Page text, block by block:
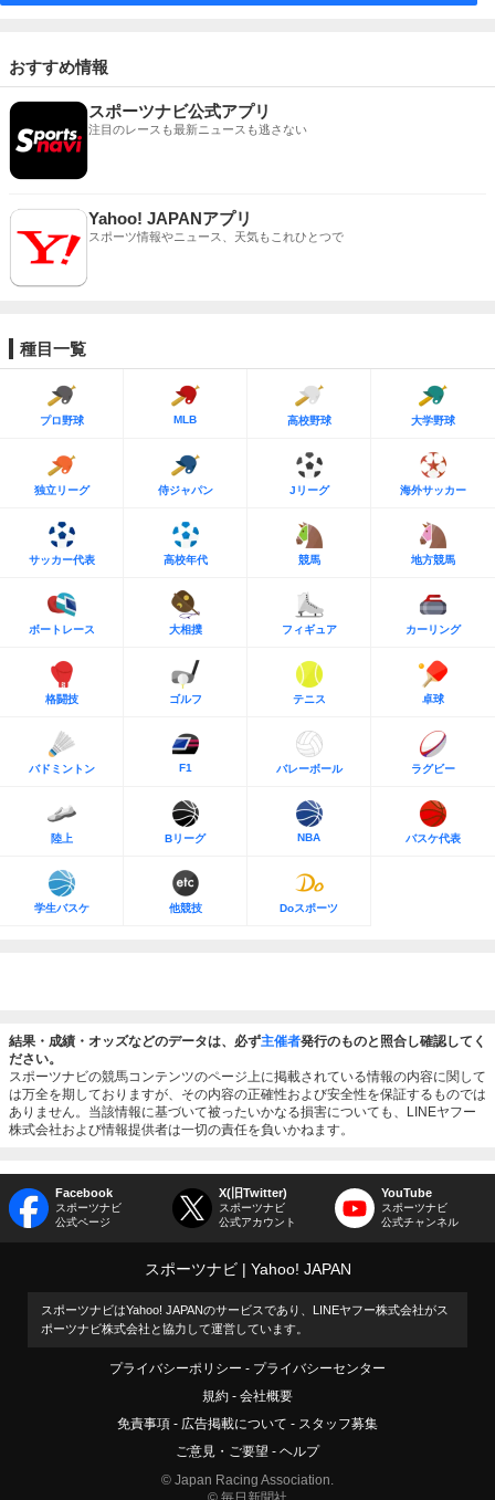
おすすめ情報
スポーツナビ公式アプリ
注目のレースも最新ニュースも逃さない
Yahoo! JAPANアプリ
スポーツ情報やニュース、天気もこれひとつで
種目一覧
プロ野球 MLB 高校野球 大学野球
独立リーグ 侍ジャパン Jリーグ 海外サッカー
サッカー代表 高校年代 競馬 地方競馬
ボートレース 大相撲 フィギュア カーリング
格闘技 ゴルフ テニス 卓球
バドミントン F1 バレーボール ラグビー
陸上 Bリーグ NBA バスケ代表
学生バスケ 他競技 Doスポーツ
結果・成績・オッズなどのデータは、必ず主催者発行のものと照合し確認してく
ださい。
スポーツナビの競馬コンテンツのページ上に掲載されている情報の内容に関して
は万全を期しておりますが、その内容の正確性および安全性を保証するものでは
ありません。当該情報に基づいて被ったいかなる損害についても、LINEヤフー
株式会社および情報提供者は一切の責任を負いかねます。
Facebook
スポーツナビ
公式ページ
X(旧Twitter)
スポーツナビ
公式アカウント
YouTube
スポーツナビ
公式チャンネル
スポーツナビ Yahoo! JAPAN
スポーツナビはYahoo! JAPANのサービスであり、LINEヤフー株式会社がス
ポーツナビ株式会社と協力して運営しています。
プライバシーポリシー
プライバシーセンター
規約
会社概要
免責事項
広告掲載について
スタッフ募集
ご意見・ご要望
ヘルプ
© Japan Racing Association.